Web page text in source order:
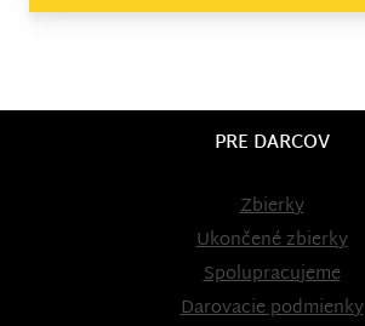
PRE DARCOV
Zbierky
Ukončené zbierky
Spolupracujeme
Darovacie podmienky